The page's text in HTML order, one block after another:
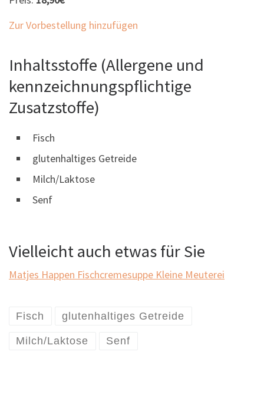
Zur Vorbestellung hinzufügen
Inhaltsstoffe (Allergene und
kennzeichnungspflichtige
Zusatzstoffe)
Fisch
glutenhaltiges Getreide
Milch/Laktose
Senf
Vielleicht auch etwas für Sie
Matjes Happen Fischcremesuppe Kleine Meuterei
Fisch glutenhaltiges Getreide
Milch/Laktose Senf